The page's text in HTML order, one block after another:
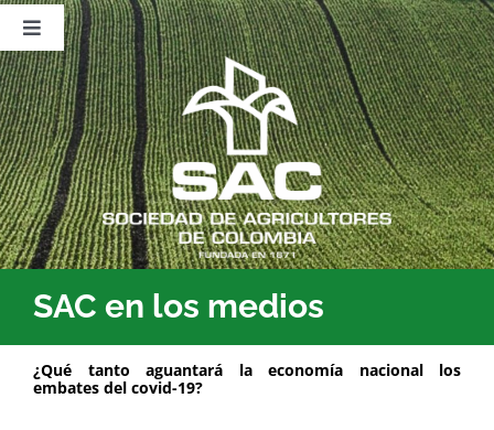
Saltar
contenido
Toggle
Navigation
Nosotros
Publicaciones
Sala de Prensa
Eventos
SAC en los medios
¿Qué tanto aguantará la economía nacional los
embates del covid-19?